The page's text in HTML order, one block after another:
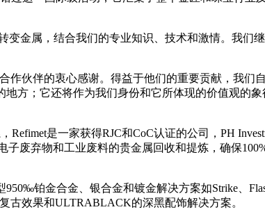
变金属，结合我们的专业知识、技术和激情。我们
伙伴的衷心感谢。得益于他们的重要贡献，我们
方；它还将作为我们身份和它所体现的价值观的象
是一家获得RJC和CoC认证的公司，PH
废弃物和工业废料的贵金属回收和提炼，确保
铂金合金、银合金和镀金解决方案如Strike、
古效果和ULTRABLACK的深黑配饰解决方案。